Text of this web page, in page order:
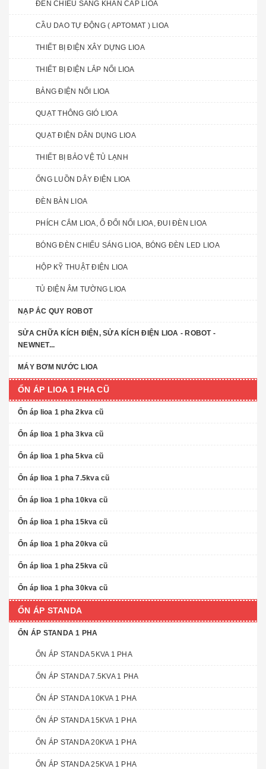
ĐÈN CHIẾU SÁNG KHẨN CẤP LIOA
CẦU DAO TỰ ĐỘNG ( APTOMAT ) LIOA
THIẾT BỊ ĐIỆN XÂY DỰNG LIOA
THIẾT BỊ ĐIỆN LẮP NỔI LIOA
BẢNG ĐIỆN NỔI LIOA
QUẠT THÔNG GIÓ LIOA
QUẠT ĐIỆN DÂN DỤNG LIOA
THIẾT BỊ BẢO VỆ TỦ LẠNH
ỐNG LUỒN DÂY ĐIỆN LIOA
ĐÈN BÀN LIOA
PHÍCH CẮM LIOA, Ổ ĐỔI NỐI LIOA, ĐUI ĐÈN LIOA
BÓNG ĐÈN CHIẾU SÁNG LIOA, BÓNG ĐÈN LED LIOA
HỘP KỸ THUẬT ĐIỆN LIOA
TỦ ĐIỆN ÂM TƯỜNG LIOA
NẠP ẮC QUY ROBOT
SỬA CHỮA KÍCH ĐIỆN, SỬA KÍCH ĐIỆN LIOA - ROBOT -
NEWNET...
MÁY BƠM NƯỚC LIOA
ỔN ÁP LIOA 1 PHA CŨ
Ổn áp lioa 1 pha 2kva cũ
Ổn áp lioa 1 pha 3kva cũ
Ổn áp lioa 1 pha 5kva cũ
Ổn áp lioa 1 pha 7.5kva cũ
Ổn áp lioa 1 pha 10kva cũ
Ổn áp lioa 1 pha 15kva cũ
Ổn áp lioa 1 pha 20kva cũ
Ổn áp lioa 1 pha 25kva cũ
Ổn áp lioa 1 pha 30kva cũ
ỔN ÁP STANDA
ỔN ÁP STANDA 1 PHA
ỔN ÁP STANDA 5KVA 1 PHA
ỔN ÁP STANDA 7.5KVA 1 PHA
ỔN ÁP STANDA 10KVA 1 PHA
ỔN ÁP STANDA 15KVA 1 PHA
ỔN ÁP STANDA 20KVA 1 PHA
ỔN ÁP STANDA 25KVA 1 PHA